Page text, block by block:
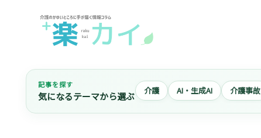
記事を探す
気になるテーマから選ぶ 介護 AI・生成AI 介護事故